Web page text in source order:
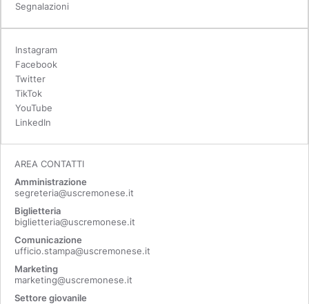
Segnalazioni
Instagram
Facebook
Twitter
TikTok
YouTube
LinkedIn
AREA CONTATTI
Amministrazione
segreteria@uscremonese.it
Biglietteria
biglietteria@uscremonese.it
Comunicazione
ufficio.stampa@uscremonese.it
Marketing
marketing@uscremonese.it
Settore giovanile